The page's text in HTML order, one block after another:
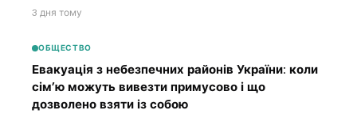
3 дня тому
ОБЩЕСТВО
Евакуація з небезпечних районів України: коли
сім’ю можуть вивезти примусово і що
дозволено взяти із собою